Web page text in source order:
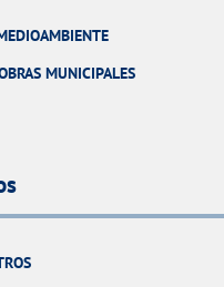
MUNICIPALES